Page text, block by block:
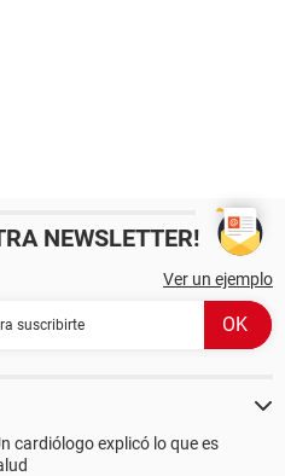
NEWSLETTER!
Ver un ejemplo
cardiólogo explicó lo que es